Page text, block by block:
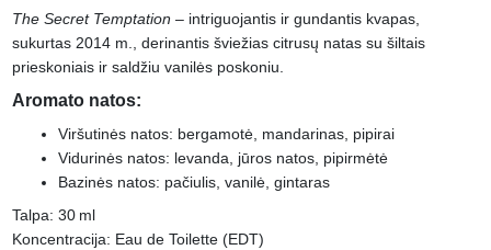
The Secret Temptation – intriguojantis ir gundantis kvapas,
sukurtas 2014 m., derinantis šviežias citrusų natas su šiltais
prieskoniais ir saldžiu vanilės poskoniu.
Aromato natos:
Viršutinės natos: bergamotė, mandarinas, pipirai
Vidurinės natos: levanda, jūros natos, pipirmėtė
Bazinės natos: pačiulis, vanilė, gintaras
Talpa: 30 ml
Koncentracija: Eau de Toilette (EDT)